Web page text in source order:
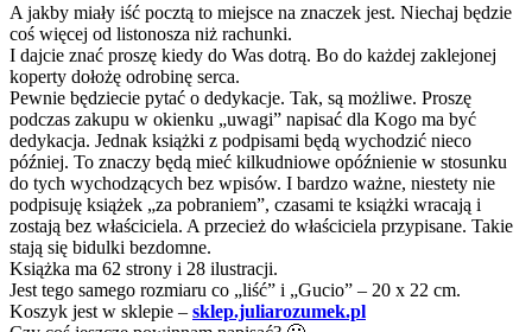
A jakby miały iść pocztą to miejsce na znaczek jest. Niechaj będzie
coś więcej od listonosza niż rachunki.
I dajcie znać proszę kiedy do Was dotrą. Bo do każdej zaklejonej
koperty dołożę odrobinę serca.
Pewnie będziecie pytać o dedykacje. Tak, są możliwe. Proszę
podczas zakupu w okienku „uwagi” napisać dla Kogo ma być
dedykacja. Jednak książki z podpisami będą wychodzić nieco
później. To znaczy będą mieć kilkudniowe opóźnienie w stosunku
do tych wychodzących bez wpisów. I bardzo ważne, niestety nie
podpisuję książek „za pobraniem”, czasami te książki wracają i
zostają bez właściciela. A przecież do właściciela przypisane. Takie
stają się bidulki bezdomne.
Książka ma 62 strony i 28 ilustracji.
Jest tego samego rozmiaru co „liść” i „Gucio” – 20 x 22 cm.
Koszyk jest w sklepie – sklep.juliarozumek.pl